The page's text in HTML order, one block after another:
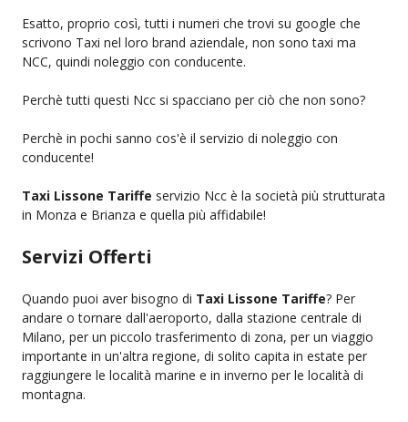
Esatto, proprio così, tutti i numeri che trovi su google che
scrivono Taxi nel loro brand aziendale, non sono taxi ma
NCC, quindi noleggio con conducente.
Perchè tutti questi Ncc si spacciano per ciò che non sono?
Perchè in pochi sanno cos'è il servizio di noleggio con
conducente!
Taxi Lissone Tariffe servizio Ncc è la società più strutturata
in Monza e Brianza e quella più affidabile!
Servizi Offerti
Quando puoi aver bisogno di Taxi Lissone Tariffe? Per
andare o tornare dall'aeroporto, dalla stazione centrale di
Milano, per un piccolo trasferimento di zona, per un viaggio
importante in un'altra regione, di solito capita in estate per
raggiungere le località marine e in inverno per le località di
montagna.